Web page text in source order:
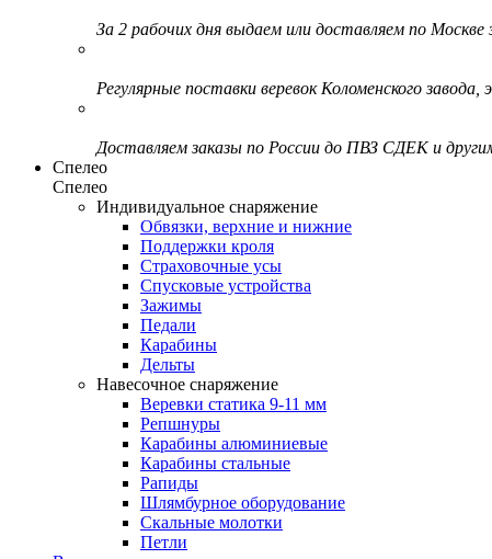
За 2 рабочих дня выдаем или доставляем по
Регулярные поставки веревок Коломенского завода,
Доставляем заказы по России до ПВЗ СДЕК и
Спелео
Спелео
Индивидуальное снаряжение
Обвязки, верхние и нижние
Поддержки кроля
Страховочные усы
Спусковые устройства
Зажимы
Педали
Карабины
Дельты
Навесочное снаряжение
Веревки статика 9-11 мм
Репшнуры
Карабины алюминиевые
Карабины стальные
Рапиды
Шлямбурное оборудование
Скальные молотки
Петли